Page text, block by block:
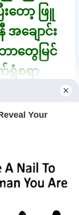
တော့ ဖြူ
အချောင်း
ာတွေမြင်
ရွံစရာ
အင်းငါမ
ျော်ကသူမ
ကြောင့် ”
ဓားကို
သူမကို ခုဏက
လေးကို